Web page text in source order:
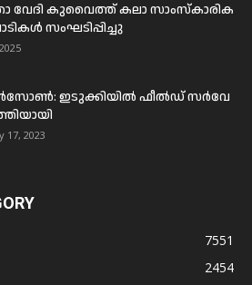
വേദി കുവൈത്ത് കലാ സാംസ്കാരിക
സംഘടിപ്പിച്ചു
ഇടുക്കിയില്‍ ഫീല്‍ഡ് സര്‍വേ
17, 2023
7551
2454